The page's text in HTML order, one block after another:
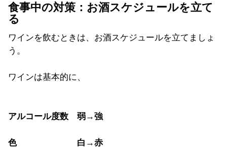
食事中の対策：お酒スケジュールを立て
る
ワインを飲むときは、お酒スケジュールを立てましょ
う。
ワインは基本的に、
アルコール度数 弱→強
色 白→赤